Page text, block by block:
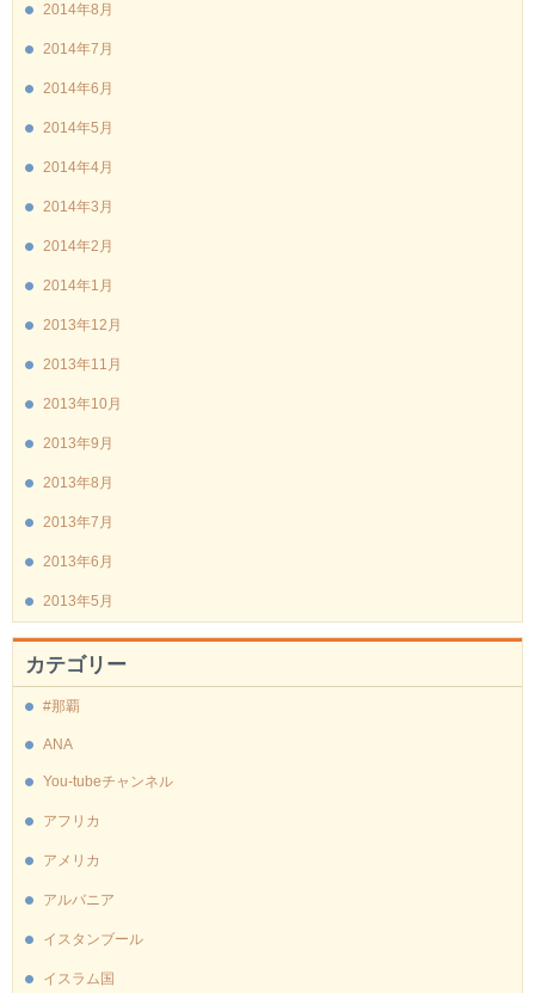
2014年8月
2014年7月
2014年6月
2014年5月
2014年4月
2014年3月
2014年2月
2014年1月
2013年12月
2013年11月
2013年10月
2013年9月
2013年8月
2013年7月
2013年6月
2013年5月
カテゴリー
#那覇
ANA
You-tubeチャンネル
アフリカ
アメリカ
アルバニア
イスタンブール
イスラム国